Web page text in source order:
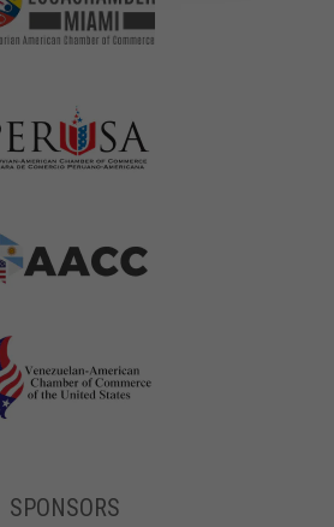
SPONSORS